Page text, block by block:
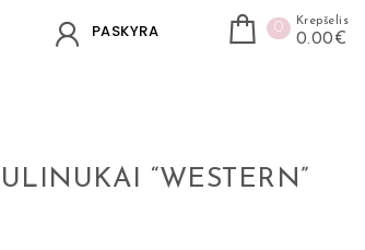
PASKYRA 0 Krepšelis
0.00€
“WESTERN”